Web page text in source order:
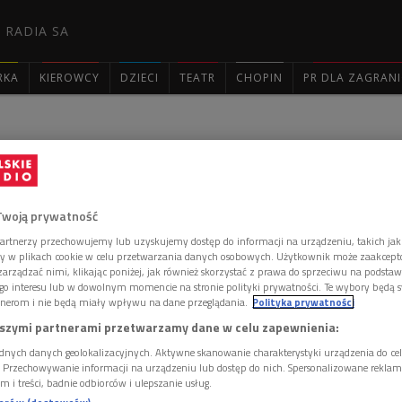
RADIA SA
KIEROWCY DZIECI TEATR CHOPIN PR DLA

Gienków Zygmunta Kotlarza. Kuzyn ma również sprawę do Marysi
mu w znalezieniu na Ukrainie odbiorców jego produktów rolnych.
w unijnym referendum na "tak" na złość jednemu z członków
wypisał. Przy okazji kuzyn nie zostawia, jak zwykle, suchej nitki
lokalnego i urzędnikach w ministerstwach. Tym ostatnim
i marnotrawstwo pieniędzy podatników; nie szczędzi też słów
wraca Gienek, na sobotni, wspólny obiad przychodzi również
z banku zaadresowaną na jego nazwisko. Pod naciskami
o kredyt, który zaciągnął na prośbę Halinki Bartoszewiczowej,
prywatność
przechowujemy lub uzyskujemy dostęp do informacji na urządzeniu, takich
w plikach cookie w celu przetwarzania danych osobowych. Użytkownik może
nimi, klikając poniżej, jak również skorzystać z prawa do sprzeciwu na
interesu lub w dowolnym momencie na stronie polityki prywatności. Te wybory będą
i nie będą miały wpływu na dane przeglądania. Polityka prywatności
partnerami przetwarzamy dane w celu zapewnienia:
danych geolokalizacyjnych. Aktywne skanowanie charakterystyki urządzenia do
informacji na urządzeniu lub dostęp do nich. Spersonalizowane
i treści, badnie odbiorców i ulepszanie usług.